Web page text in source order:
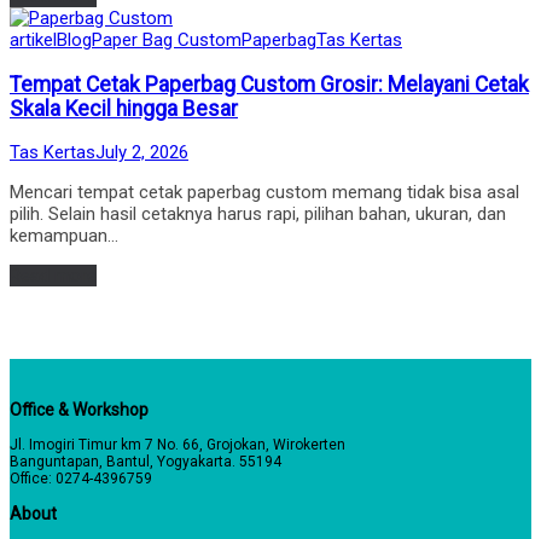
Posted
artikelBlogPaper Bag CustomPaperbagTas Kertas
Tempat Cetak Paperbag Custom Grosir: Melayani Cetak
Skala Kecil hingga Besar
by
Tas KertasPosted
July 2, 2026
Mencari tempat cetak paperbag custom memang tidak bisa asal
pilih. Selain hasil cetaknya harus rapi, pilihan bahan, ukuran, dan
kemampuan…
Office & Workshop
Jl. Imogiri Timur km 7 No. 66, Grojokan, Wirokerten
Banguntapan, Bantul, Yogyakarta. 55194
Office: 0274-4396759
About